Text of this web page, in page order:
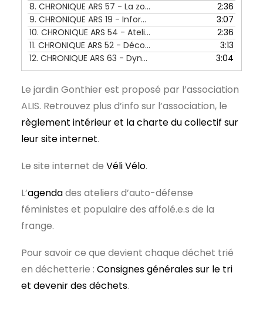
8. CHRONIQUE ARS 57 - La zone de gratuité dans les déchetteries - 31 au 04 novembre 2022
2:36
9. CHRONIQUE ARS 19 - Informations sur les différentes filières de collecte, de valorisation et de recyclage -07 au 11 février 2022
3:07
10. CHRONIQUE ARS 54 - Atelier jardinage à Beaubreuil - 10 au 14 octobre 2022
2:36
11. CHRONIQUE ARS 52 - Découvrir la biodiversité pendant les vacances avec Limousin Nature Environnement - 26 au 30 septembre 2022
3:13
12. CHRONIQUE ARS 63 - Dynamiser le quartier du val de l aurence - 12 au 16 décembre 2022 3:04
Le jardin Gonthier est proposé par l’association
ALIS. Retrouvez plus d’info sur l’association, le
règlement intérieur et la charte du collectif sur
leur site internet.
Le site internet de Véli Vélo.
L’agendades ateliers d’auto-défense
féministes et populaire des affolé.e.s de la
frange.
Pour savoir ce que devient chaque déchet trié
en déchetterie : Consignes générales sur le tri
et devenir des déchets.